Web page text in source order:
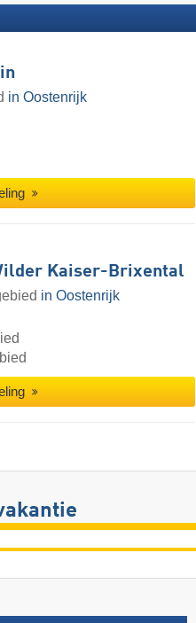
in Oostenrijk
Kaiser-Brixental
in Oostenrijk